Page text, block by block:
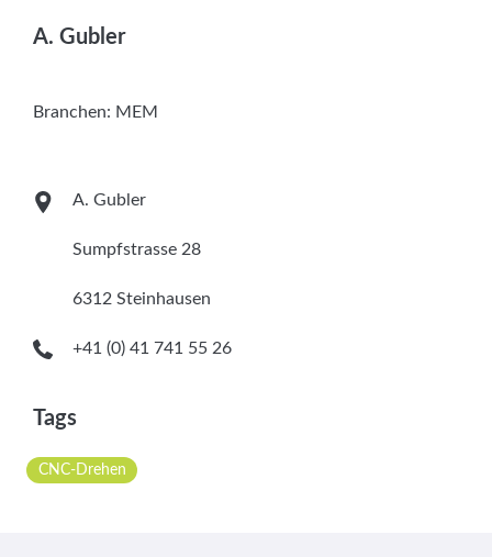
A. Gubler
Branchen: MEM
A. Gubler
Sumpfstrasse 28
6312 Steinhausen
+41 (0) 41 741 55 26
Tags
CNC-Drehen